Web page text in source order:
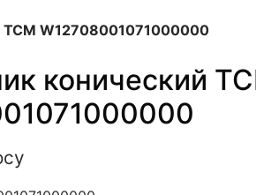
W12708001071000000
конический